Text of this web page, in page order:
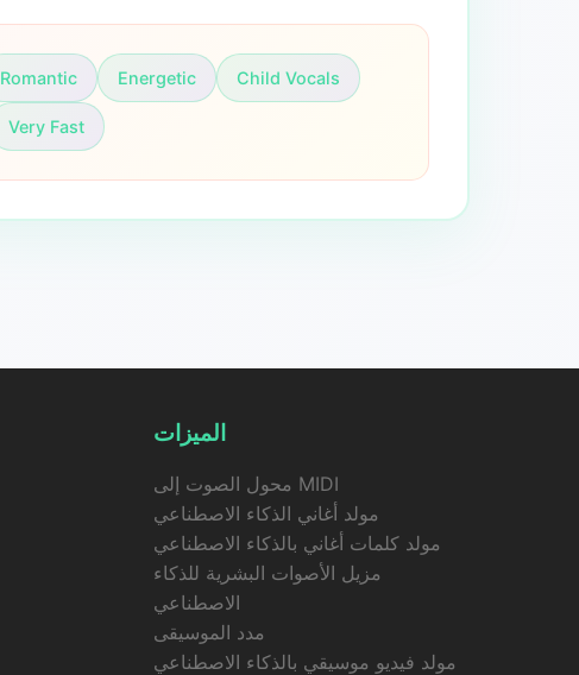
Romantic Energetic Child Vocals
Very Fast
الميزات
محول الصوت إلى MIDI
مولد أغاني الذكاء الاصطناعي
مولد كلمات أغاني بالذكاء الاصطناعي
مزيل الأصوات البشرية للذكاء
الاصطناعي
مدد الموسيقى
مولد فيديو موسيقي بالذكاء الاصطناعي